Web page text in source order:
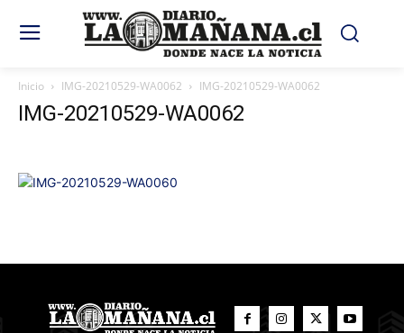
Inicio IMG-20210529-WA0062 IMG-20210529-WA0062
IMG-20210529-WA0062